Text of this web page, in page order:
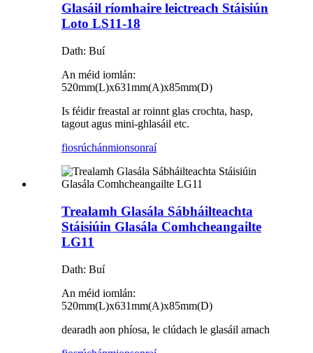
Glasáil ríomhaire leictreach Stáisiún
Loto LS11-18
Dath: Buí
An méid iomlán:
520mm(L)x631mm(A)x85mm(D)
Is féidir freastal ar roinnt glas crochta, hasp,
tagout agus mini-ghlasáil etc.
fiosrúchánmionsonraí
Trealamh Glasála Sábháilteachta
Stáisiúin Glasála Comhcheangailte
LG11
Dath: Buí
An méid iomlán:
520mm(L)x631mm(A)x85mm(D)
dearadh aon phíosa, le clúdach le glasáil amach